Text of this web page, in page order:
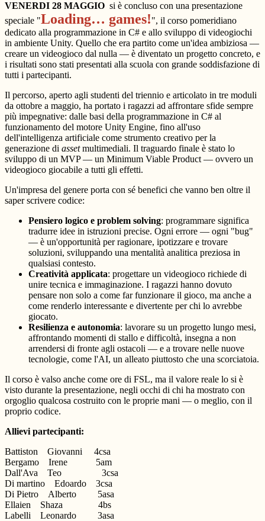
VENERDI 28 MAGGIO si è concluso con una presentazione
speciale "Loading… games!", il corso pomeridiano
dedicato alla programmazione in C# e allo sviluppo di videogiochi
in ambiente Unity. Quello che era partito come un'idea ambiziosa —
creare un videogioco dal nulla — è diventato un progetto concreto, e
i risultati sono stati presentati alla scuola con grande soddisfazione di
tutti i partecipanti.
Il percorso, aperto agli studenti del triennio e articolato in tre moduli
da ottobre a maggio, ha portato i ragazzi ad affrontare sfide sempre
più impegnative: dalle basi della programmazione in C# al
funzionamento del motore Unity Engine, fino all'uso
dell'intelligenza artificiale come strumento creativo per la
generazione di assetmultimediali. Il traguardo finale è stato lo
sviluppo di un MVP — un Minimum Viable Product — ovvero un
videogioco giocabile a tutti gli effetti.
Un'impresa del genere porta con sé benefici che vanno ben oltre il
saper scrivere codice:
Pensiero logico e problem solving: programmare significa
tradurre idee in istruzioni precise. Ogni errore — ogni "bug"
— è un'opportunità per ragionare, ipotizzare e trovare
soluzioni, sviluppando una mentalità analitica preziosa in
qualsiasi contesto.
Creatività applicata: progettare un videogioco richiede di
unire tecnica e immaginazione. I ragazzi hanno dovuto
pensare non solo a come far funzionare il gioco, ma anche a
come renderlo interessante e divertente per chi lo avrebbe
giocato.
Resilienza e autonomia: lavorare su un progetto lungo mesi,
affrontando momenti di stallo e difficoltà, insegna a non
arrendersi di fronte agli ostacoli — e a trovare nelle nuove
tecnologie, come l'AI, un alleato piuttosto che una scorciatoia.
Il corso è valso anche come ore di FSL, ma il valore reale lo si è
visto durante la presentazione, negli occhi di chi ha mostrato con
orgoglio qualcosa costruito con le proprie mani — o meglio, con il
proprio codice.
Allievi partecipanti:
Battiston Giovanni 4csa
Bergamo Irene 5am
Dall'Ava Teo 3csa
Di martino Edoardo 3csa
Di Pietro Alberto 5asa
Ellaien Shaza 4bs
Labelli Leonardo 3asa